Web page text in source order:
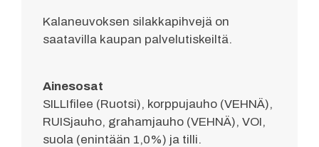
Kalaneuvoksen silakkapihvejä on
saatavilla kaupan palvelutiskeiltä.
Ainesosat
SILLIfilee (Ruotsi), korppujauho (VEHNÄ),
RUISjauho, grahamjauho (VEHNÄ), VOI,
suola (enintään 1,0%) ja tilli.